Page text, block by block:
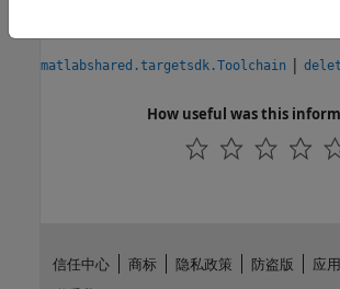
matlabshared.targetsdk.Toolchain |
How useful was this
信任中心 商标 隐私政策 防盗版
应